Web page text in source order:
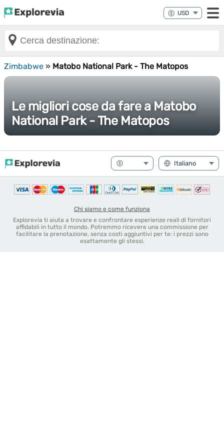
Zimbabwe » Matobo National Park - The Matopos
Le migliori cose da fare a Matobo
National Park - The Matopos
Chi siamo e come funziona
Explorevia ti aiuta a trovare e confrontare esperienze reali di fornitori
affidabili in tutto il mondo. Potremmo ricevere una commissione per
facilitare la prenotazione, senza costi aggiuntivi per te: i prezzi sono
esattamente gli stessi.